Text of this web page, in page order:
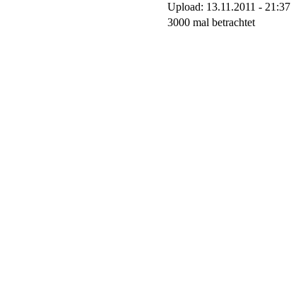
Upload: 13.11.2011 - 21:37
3000 mal betrachtet